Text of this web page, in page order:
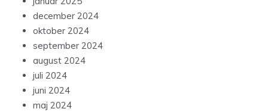
december 2024
oktober 2024
september 2024
august 2024
juli 2024
juni 2024
maj 2024